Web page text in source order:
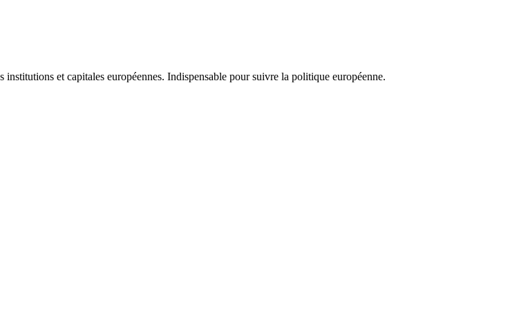
et capitales européennes. Indispensable pour suivre la politique européenne.